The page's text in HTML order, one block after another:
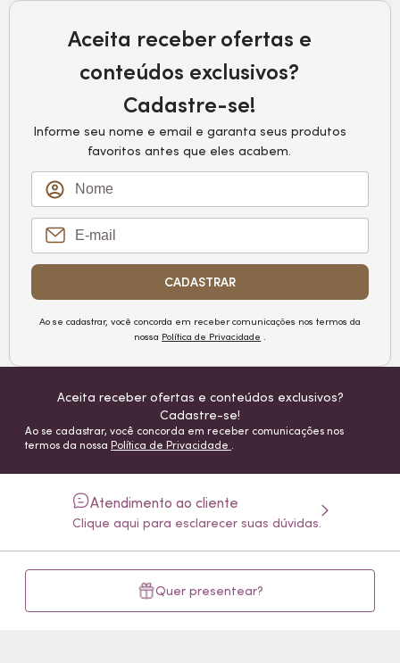
Aceita receber ofertas e
conteúdos exclusivos?
Cadastre-se!
Informe seu nome e email e garanta seus produtos
favoritos antes que eles acabem.
CADASTRAR
Ao se cadastrar, você concorda em receber comunicações nos termos da
nossa Política de Privacidade .
Aceita receber ofertas e conteúdos exclusivos?
Cadastre-se!
Ao se cadastrar, você concorda em receber comunicações nos
termos da nossa Política de Privacidade .
Atendimento ao cliente
Clique aqui para esclarecer suas dúvidas.
Quer presentear?